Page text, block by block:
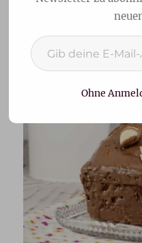
Kinder
Gib deine E-Mail-Adresse ein ...
Ohne